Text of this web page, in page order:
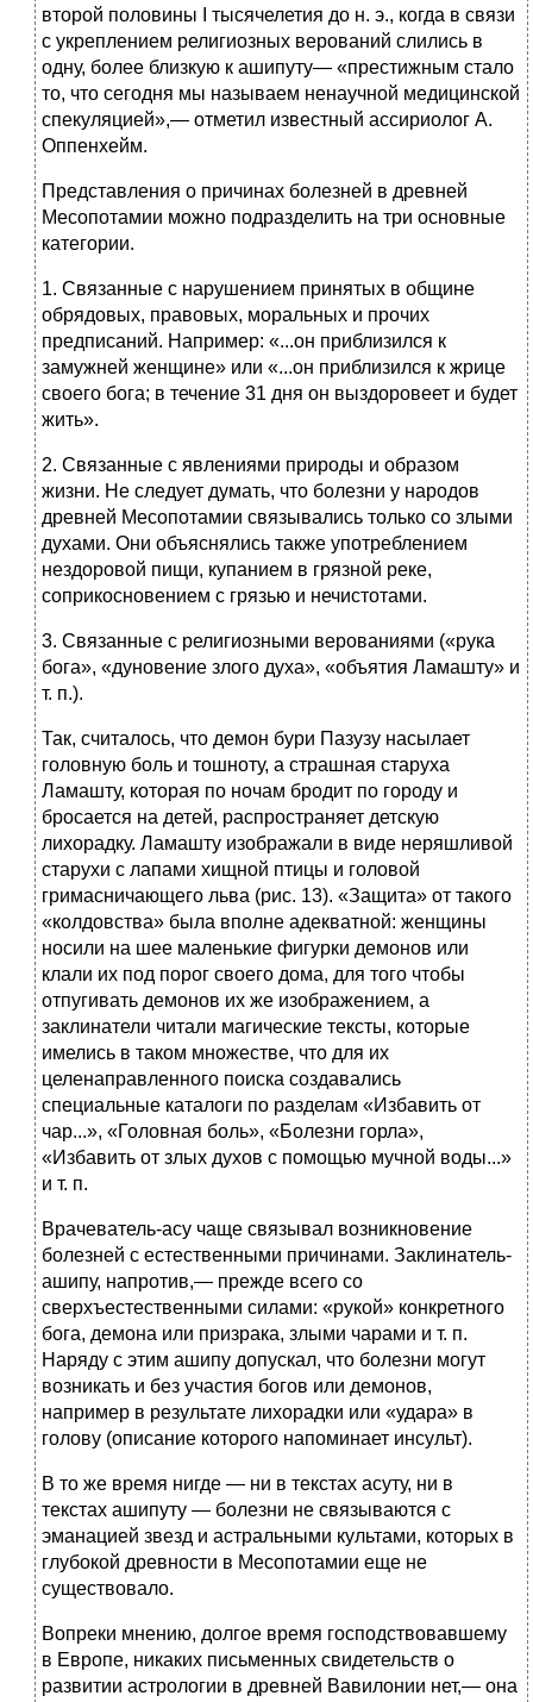
второй половины I тысячелетия до н. э., когда в связи
с укреплением религиозных верований слились в
одну, более близкую к ашипуту— «престижным стало
то, что сегодня мы называем ненаучной медицинской
спекуляцией»,— отметил известный ассириолог А.
Оппенхейм.
Представления о причинах болезней в древней
Месопотамии можно подразделить на три основные
категории.
1. Связанные с нарушением принятых в общине
обрядовых, правовых, моральных и прочих
предписаний. Например: «...он приблизился к
замужней женщине» или «...он приблизился к жрице
своего бога; в течение 31 дня он выздоровеет и будет
жить».
2. Связанные с явлениями природы и образом
жизни. Не следует думать, что болезни у народов
древней Месопотамии связывались только со злыми
духами. Они объяснялись также употреблением
нездоровой пищи, купанием в грязной реке,
соприкосновением с грязью и нечистотами.
3. Связанные с религиозными верованиями («рука
бога», «дуновение злого духа», «объятия Ламашту» и
т. п.).
Так, считалось, что демон бури Пазузу насылает
головную боль и тошноту, а страшная старуха
Ламашту, которая по ночам бродит по городу и
бросается на детей, распространяет детскую
лихорадку. Ламашту изображали в виде неряшливой
старухи с лапами хищной птицы и головой
гримасничающего льва (рис. 13). «Защита» от такого
«колдовства» была вполне адекватной: женщины
носили на шее маленькие фигурки демонов или
клали их под порог своего дома, для того чтобы
отпугивать демонов их же изображением, а
заклинатели читали магические тексты, которые
имелись в таком множестве, что для их
целенаправленного поиска создавались
специальные каталоги по разделам «Избавить от
чар...», «Головная боль», «Болезни горла»,
«Избавить от злых духов с помощью мучной воды...»
и т. п.
Врачеватель-асу чаще связывал возникновение
болезней с естественными причинами. Заклинатель-
ашипу, напротив,— прежде всего со
сверхъестественными силами: «рукой» конкретного
бога, демона или призрака, злыми чарами и т. п.
Наряду с этим ашипу допускал, что болезни могут
возникать и без участия богов или демонов,
например в результате лихорадки или «удара» в
голову (описание которого напоминает инсульт).
В то же время нигде — ни в текстах асуту, ни в
текстах ашипуту — болезни не связываются с
эманацией звезд и астральными культами, которых в
глубокой древности в Месопотамии еще не
существовало.
Вопреки мнению, долгое время господствовавшему
в Европе, никаких письменных свидетельств о
развитии астрологии в древней Вавилонии нет,— она